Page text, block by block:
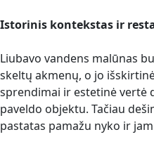
Istorinis kontekstas ir
Liubavo vandens malūnas
skeltų akmenų, o jo
sprendimai ir estetinė vertė
paveldo objektu. Tačiau
pastatas pamažu nyko ir